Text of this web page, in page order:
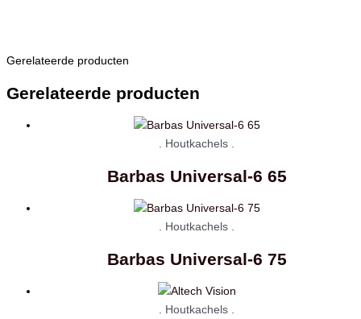
Gerelateerde producten
Gerelateerde producten
. Houtkachels .
Barbas Universal-6 65
. Houtkachels .
Barbas Universal-6 75
. Houtkachels .